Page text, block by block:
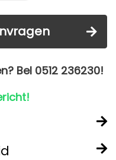
Bel 0512 236230!